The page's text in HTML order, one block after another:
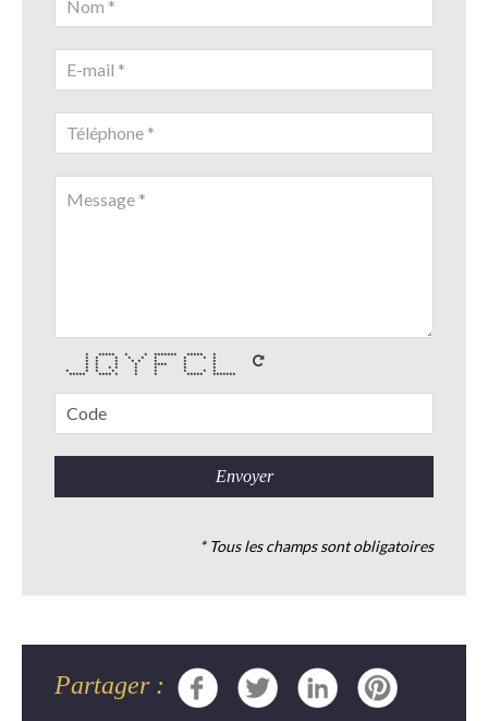
* ***** * * ******* ***** *
* * * * * * * * *
* * * * * * * *
* * * * **** * *
* * * * * * * *
* * * * * * * * *
***** **** * * * ***** *******
* Tous les champs sont obligatoires
Partager :